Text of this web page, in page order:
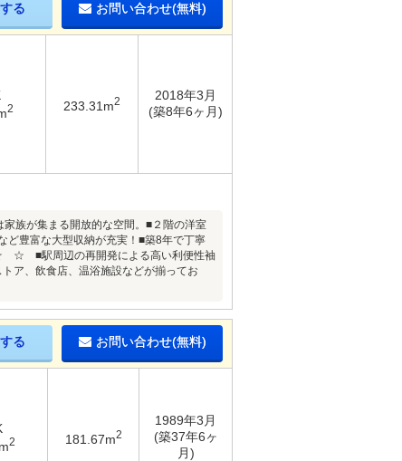
る お問い合わせ(無料)
2 233.31m2
2018年3月
(築8年6ヶ月)
族が集まる開放的な空間。■２階の洋室
ど豊富な大型収納が充実！■築8年で丁寧
駅周辺の再開発による高い利便性袖
ア、飲食店、温浴施設などが揃ってお
る お問い合わせ(無料)
2 181.67m2
1989年3月
(築37年6ヶ
月)